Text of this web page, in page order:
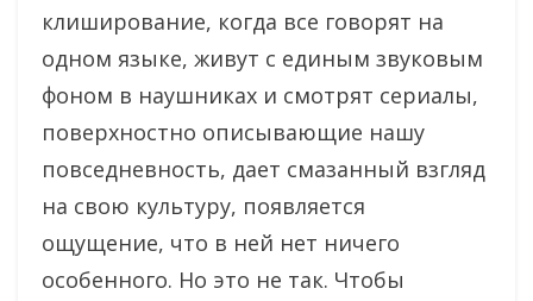
клиширование, когда все говорят на
одном языке, живут с единым звуковым
фоном в наушниках и смотрят сериалы,
поверхностно описывающие нашу
повседневность, дает смазанный взгляд
на свою культуру, появляется
ощущение, что в ней нет ничего
особенного. Но это не так. Чтобы